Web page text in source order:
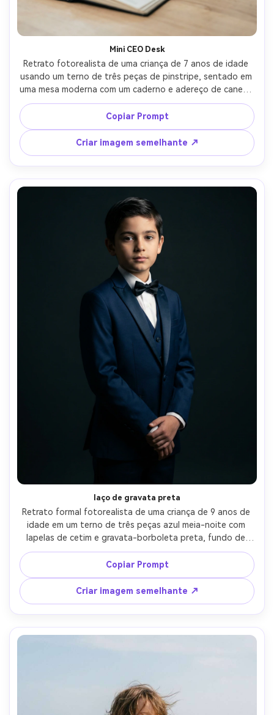
Mini CEO Desk
Retrato fotorealista de uma criança de 7 anos de idade
usando um terno de três peças de pinstripe, sentado em
uma mesa moderna com um caderno e adereço de caneta,
fundo de escritório limpo, luz de chave suave, tirado em
Nikon Z8, 50mm f/1.8, moldura média, expressão
confiante mas amigável, linhas de terno afiadas, texturas
realistas, vibe editorial moderna-AR 4:5
Copiar Prompt
Criar imagem semelhante ↗
laço de gravata preta
Retrato formal fotorealista de uma criança de 9 anos de
idade em um terno de três peças azul meia-noite com
lapelas de cetim e gravata-borboleta preta, fundo de
estúdio escuro, iluminação dramática Rembrandt, tirado
em Canon EOS R3, 85mm f/1.2, meio corpo molduras,
destaques nítidos em tecido, humor de gala elegante,
textura natural da pele, fotografia de retrato de alta
qualidade-AR 4:5
Copiar Prompt
Criar imagem semelhante ↗